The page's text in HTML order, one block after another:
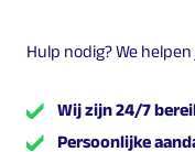
Welke
Hulp nodig? We
Wij zijn 24/7
Persoonlijke